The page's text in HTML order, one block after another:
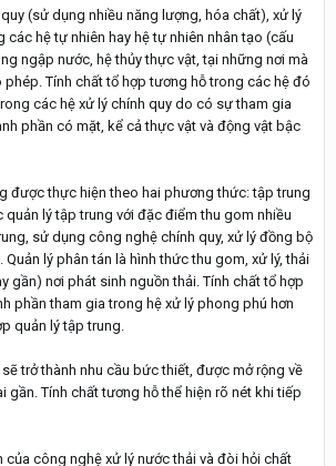
(sử dụng nhiều năng lượng, hóa chất), xử lý
hệ tự nhiên hay hệ tự nhiên nhân tạo (cấu
ngập nước, hệ thủy thực vật, tại những nơi mà
Tính chất tổ hợp tương hỗ trong các hệ đó
các hệ xử lý chính quy do có sự tham gia
phần có mặt, kể cả thực vật và động vật bậc
được thực hiện theo hai phương thức: tập trung
quản lý tập trung với đặc điểm thu gom nhiều
sử dụng công nghệ chính quy, xử lý đồng bộ
Quản lý phân tán là hình thức thu gom, xử lý, thải
gần) nơi phát sinh nguồn thải. Tính chất tổ hợp
phần tham gia trong hệ xử lý phong phú hơn
quản lý tập trung.
trở thành nhu cầu bức thiết, được mở rộng về
gần. Tính chất tương hỗ thể hiện rõ nét khi tiếp
của công nghệ xử lý nước thải và đòi hỏi chất